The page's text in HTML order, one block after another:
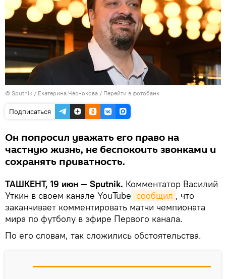
© Sputnik / Екатерина Чеснокова / Перейти в фотобанк
Подписаться
Он попросил уважать его право на
частную жизнь, не беспокоить звонками и
сохранять приватность.
ТАШКЕНТ, 19 июн — Sputnik. Комментатор Василий
Уткин в своем канале YouTube сообщил , что
заканчивает комментировать матчи чемпионата
мира по футболу в эфире Первого канала.
По его словам, так сложились обстоятельства.